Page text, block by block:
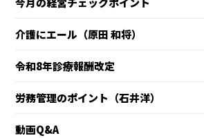
介護にエール（原田 和将）
令和8年診療報酬改定
労務管理のポイント（石井洋）
動画Q&A